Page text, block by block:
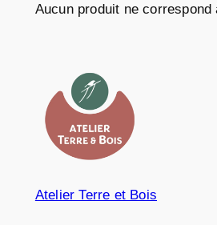
Aucun produit ne
Atelier Terre et Bois